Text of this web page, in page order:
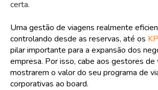
certa.
Uma gestão de viagens realmente
controlando desde as reservas, até os
pilar importante para a expansão dos
empresa. Por isso, cabe aos gestores de
mostrarem o valor do seu programa de
corporativas ao board.